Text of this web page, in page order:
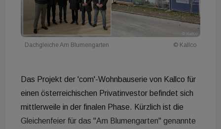
Dachgleiche Am Blumengarten © Kallco
Das Projekt der 'com'-Wohnbauserie von Kallco für
einen österreichischen Privatinvestor befindet sich
mittlerweile in der finalen Phase. Kürzlich ist die
Gleichenfeier für das "Am Blumengarten" genannte